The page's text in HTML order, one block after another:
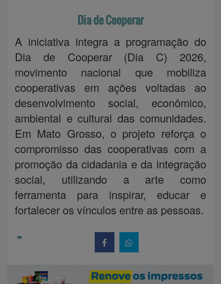
Dia de Cooperar
A iniciativa integra a programação do
Dia de Cooperar (Dia C) 2026,
movimento nacional que mobiliza
cooperativas em ações voltadas ao
desenvolvimento social, econômico,
ambiental e cultural das comunidades.
Em Mato Grosso, o projeto reforça o
compromisso das cooperativas com a
promoção da cidadania e da integração
social, utilizando a arte como
ferramenta para inspirar, educar e
fortalecer os vínculos entre as pessoas.